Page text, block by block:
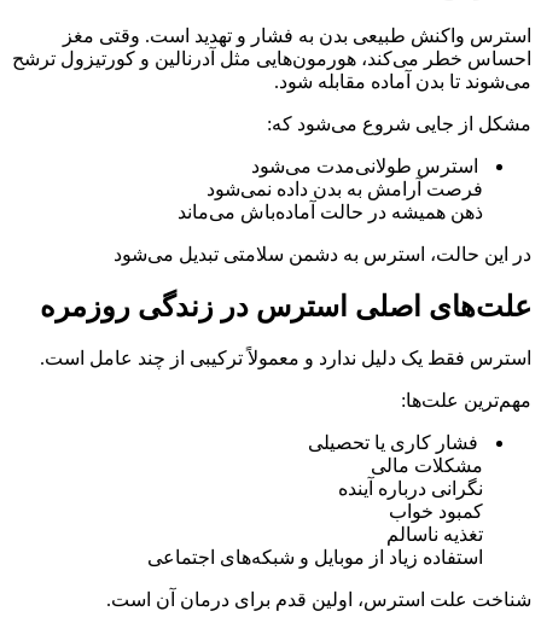
استرس واکنش طبیعی بدن به فشار و تهدید است. وقتی مغز
احساس خطر می‌کند، هورمون‌هایی مثل آدرنالین و کورتیزول ترشح
می‌شوند تا بدن آماده مقابله شود.
مشکل از جایی شروع می‌شود که:
استرس طولانی‌مدت می‌شود
فرصت آرامش به بدن داده نمی‌شود
ذهن همیشه در حالت آماده‌باش می‌ماند
در این حالت، استرس به دشمن سلامتی تبدیل می‌شود
علت‌های اصلی استرس در زندگی روزمره
استرس فقط یک دلیل ندارد و معمولاً ترکیبی از چند عامل است.
مهم‌ترین علت‌ها:
فشار کاری یا تحصیلی
مشکلات مالی
نگرانی درباره آینده
کمبود خواب
تغذیه ناسالم
استفاده زیاد از موبایل و شبکه‌های اجتماعی
شناخت علت استرس، اولین قدم برای درمان آن است.